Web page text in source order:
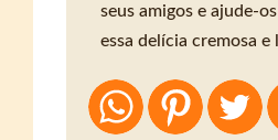
seus amigos e ajude-
essa delícia cremosa e